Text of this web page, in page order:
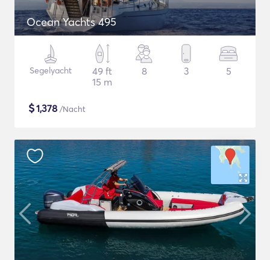
Ocean Yachts 495
Segelyacht
49 ft
15 m
8 3 5
$1,378 /Nacht